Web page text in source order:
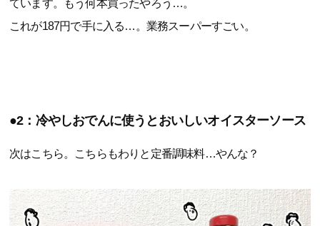
ています。もう何本買ったやろう…。
これが187円で手に入る…。業務スーパーすごい。
●2：冷やしおでんに使うとおいしいオイスターソース
次はこちら。こちらもわりと定番調味料…やんな？